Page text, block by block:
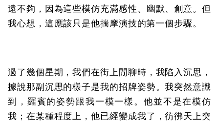
遠不夠，因為這些模仿充滿感性、幽默、創意。但
我心想，這應該只是他揣摩演技的第一個步驟。
過了幾個星期，我們在街上閒聊時，我陷入沉思，
據說那副沉思的樣子是我的招牌姿勢。我突然意識
到，羅賓的姿勢跟我一模一樣。他並不是在模仿
我；在某種程度上，他已經變成我了，彷彿天上突